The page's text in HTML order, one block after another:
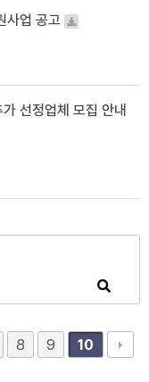
사업 공고
선정업체 모집 안내
8 9 10